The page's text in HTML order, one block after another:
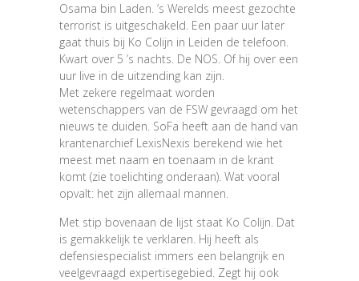
Osama bin Laden. ’s Werelds meest gezochte
terrorist is uitgeschakeld. Een paar uur later
gaat thuis bij Ko Colijn in Leiden de telefoon.
Kwart over 5 ’s nachts. De NOS. Of hij over een
uur live in de uitzending kan zijn.
Met zekere regelmaat worden
wetenschappers van de FSW gevraagd om het
nieuws te duiden. SoFa heeft aan de hand van
krantenarchief LexisNexis berekend wie het
meest met naam en toenaam in de krant
komt (zie toelichting onderaan). Wat vooral
opvalt: het zijn allemaal mannen.
Met stip bovenaan de lijst staat Ko Colijn. Dat
is gemakkelijk te verklaren. Hij heeft als
defensiespecialist immers een belangrijk en
veelgevraagd expertisegebied. Zegt hij ook